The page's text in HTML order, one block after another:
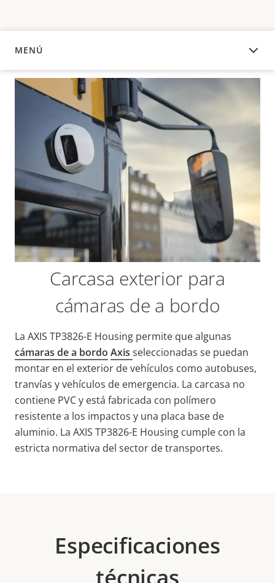
MENÚ
DESCRIPCIÓN
Carcasa exterior para
cámaras de a bordo
La AXIS TP3826-E Housing permite que algunas
cámaras de a bordo Axis seleccionadas se puedan
montar en el exterior de vehículos como autobuses,
tranvías y vehículos de emergencia. La carcasa no
contiene PVC y está fabricada con polímero
resistente a los impactos y una placa base de
aluminio. La AXIS TP3826-E Housing cumple con la
estricta normativa del sector de transportes.
Especificaciones